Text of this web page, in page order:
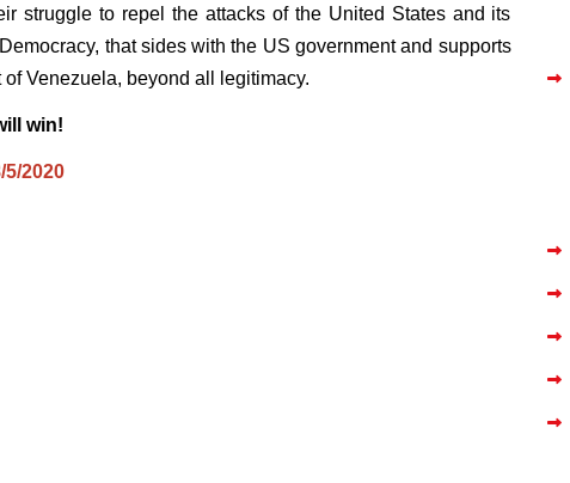
struggle to repel the attacks of the United States and its
that sides with the US government and supports
Venezuela, beyond all legitimacy.
win!
2020